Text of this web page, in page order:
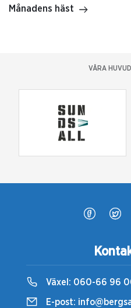
Månadens häst
VÅRA
Växel: 060-66 96
E-post: